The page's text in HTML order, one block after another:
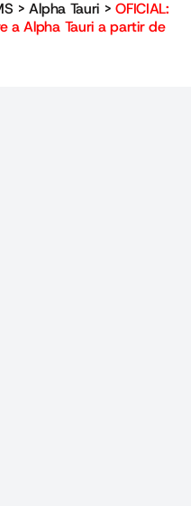
>Alpha Tauri >OFICIAL:
a Alpha Tauri a partir de